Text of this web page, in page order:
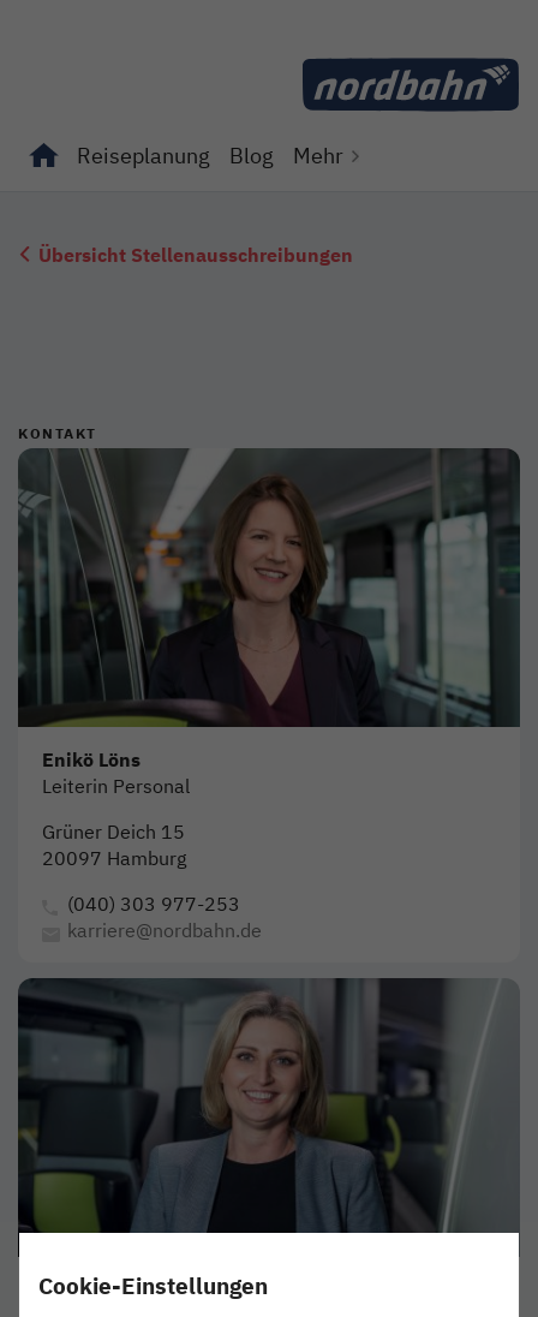
Reiseplanung Blog Mehr
Übersicht Stellenausschreibungen
KONTAKT
Enikö Löns
Leiterin Personal
Grüner Deich 15
20097 Hamburg
(040) 303 977-253
karriere@nordbahn.de
Marlena Manteufel
Cookie-Einstellungen